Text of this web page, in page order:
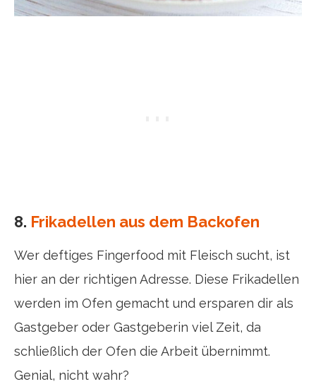
8. Frikadellen aus dem Backofen
Wer deftiges Fingerfood mit Fleisch sucht, ist
hier an der richtigen Adresse. Diese Frikadellen
werden im Ofen gemacht und ersparen dir als
Gastgeber oder Gastgeberin viel Zeit, da
schließlich der Ofen die Arbeit übernimmt.
Genial, nicht wahr?